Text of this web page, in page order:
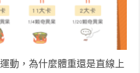
動，為什麼體重還是直線上